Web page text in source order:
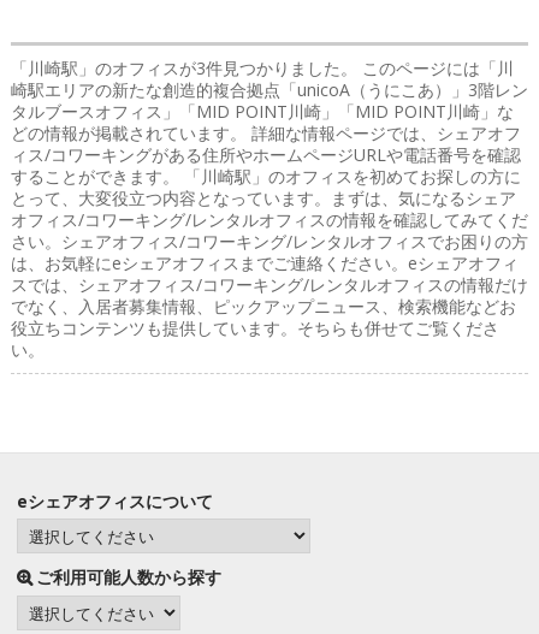
「川崎駅」のオフィスが3件見つかりました。 このページには「川
崎駅エリアの新たな創造的複合拠点「unicoA（うにこあ）」3階レン
タルブースオフィス」「MID POINT川崎」「MID POINT川崎」な
どの情報が掲載されています。 詳細な情報ページでは、シェアオフ
ィス/コワーキングがある住所やホームページURLや電話番号を確認
することができます。 「川崎駅」のオフィスを初めてお探しの方に
とって、大変役立つ内容となっています。まずは、気になるシェア
オフィス/コワーキング/レンタルオフィスの情報を確認してみてくだ
さい。シェアオフィス/コワーキング/レンタルオフィスでお困りの方
は、お気軽にeシェアオフィスまでご連絡ください。eシェアオフィ
スでは、シェアオフィス/コワーキング/レンタルオフィスの情報だけ
でなく、入居者募集情報、ピックアップニュース、検索機能などお
役立ちコンテンツも提供しています。そちらも併せてご覧くださ
い。
eシェアオフィスについて
ご利用可能人数から探す